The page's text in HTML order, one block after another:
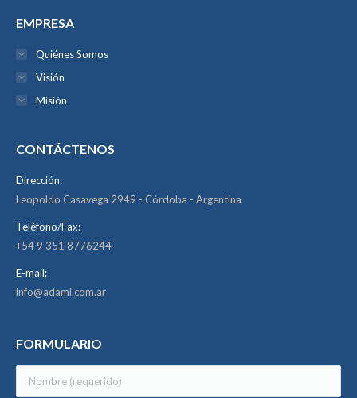
EMPRESA
Quiénes Somos
Visión
Misión
CONTÁCTENOS
Dirección:
Leopoldo Casavega 2949 - Córdoba - Argentina
Teléfono/Fax:
+54 9 351 8776244
E-mail:
info@adami.com.ar
FORMULARIO